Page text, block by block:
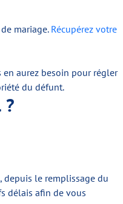
mariage. Récupérez votre
en aurez besoin pour régler
du défunt.
?
depuis le remplissage du
délais afin de vous